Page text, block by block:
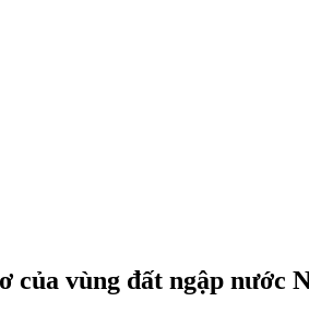
của vùng đất ngập nước